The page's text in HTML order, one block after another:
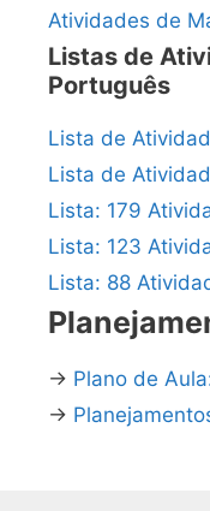
Atividades de
Listas de
Português
Lista de
Lista de
Lista: 179
Lista: 123
Lista: 88
→ Plano de
→